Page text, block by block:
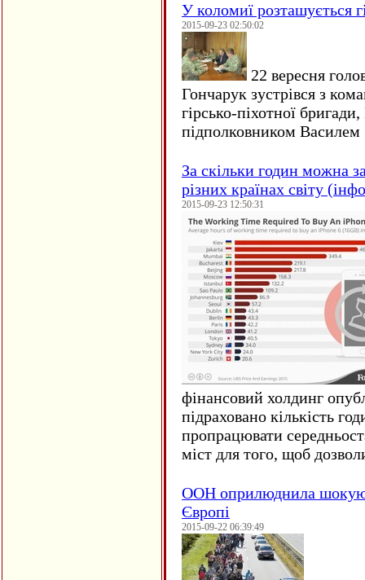
У коломиї розташується
2015-09-23 02:50:02
22 вересня
Гончарук зустрівся з
гірсько-піхотної
підполковником
За скільки годин можна
різних країнах світу
2015-09-23 12:50:31
фінансовий холдинг
підраховано кількість
пропрацювати
міст для того, щоб
ООН оприлюднила
Європі
2015-09-22 06:39:49